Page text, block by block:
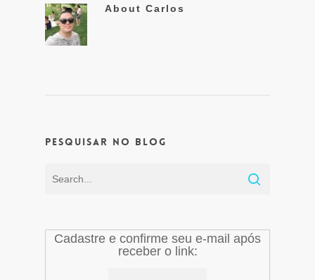
About Carlos
Pesquisar no Blog
Cadastre e confirme seu e-mail após
receber o link: